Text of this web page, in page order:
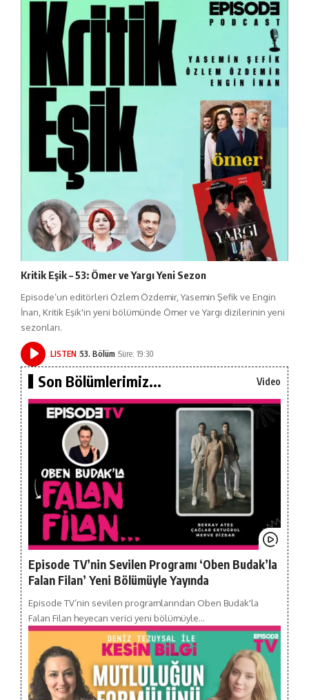
Kritik Eşik – 53: Ömer ve Yargı Yeni Sezon
Episode’un editörleri Özlem Özdemir, Yasemin Şefik ve Engin
İnan, Kritik Eşik'in yeni bölümünde Ömer ve Yargı dizilerinin yeni
sezonları.
LISTEN 53. Bölüm Süre: 19:30
Son Bölümlerimiz... Video
Episode TV’nin Sevilen Programı ‘Oben Budak’la
Falan Filan’ Yeni Bölümüyle Yayında
Episode TV’nin sevilen programlarından Oben Budak'la
Falan Filan heyecan verici yeni bölümüyle…